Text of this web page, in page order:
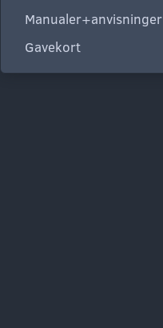
Manualer+anvisninger
Gavekort